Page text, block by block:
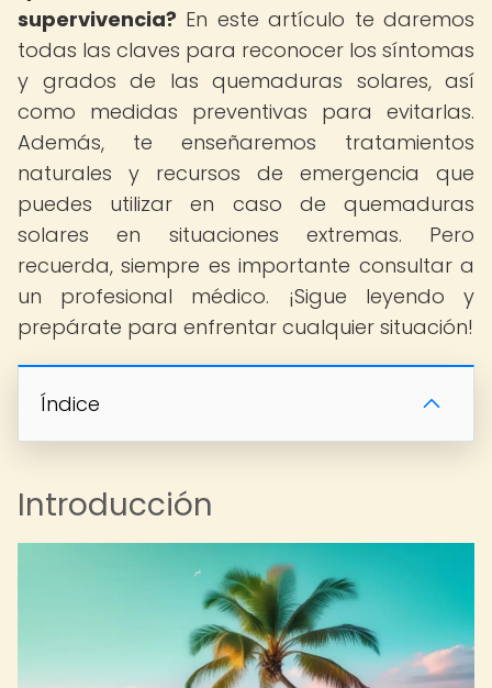
supervivencia? En este artículo te daremos
todas las claves para reconocer los síntomas
y grados de las quemaduras solares, así
como medidas preventivas para evitarlas.
Además, te enseñaremos tratamientos
naturales y recursos de emergencia que
puedes utilizar en caso de quemaduras
solares en situaciones extremas. Pero
recuerda, siempre es importante consultar a
un profesional médico. ¡Sigue leyendo y
prepárate para enfrentar cualquier situación!
Índice
Introducción